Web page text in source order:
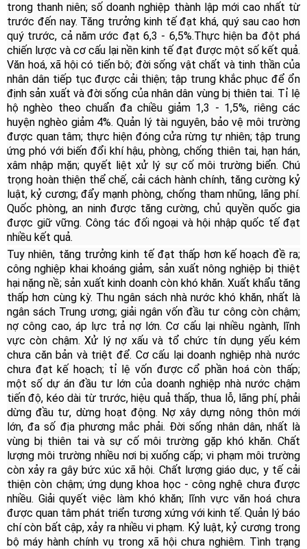
trong thanh niên; số doanh nghiệp thành lập mới cao nhất từ
trước đến nay. Tăng trưởng kinh tế đạt khá, quý sau cao hơn
quý trước, cả năm ước đạt 6,3 - 6,5%.Thực hiện ba đột phá
chiến lược và cơ cấu lại nền kinh tế đạt được một số kết quả.
Văn hoá, xã hội có tiến bộ; đời sống vật chất và tinh thần của
nhân dân tiếp tục được cải thiện; tập trung khắc phục để ổn
định sản xuất và đời sống của nhân dân vùng bị thiên tai. Tỉ lệ
hộ nghèo theo chuẩn đa chiều giảm 1,3 - 1,5%, riêng các
huyện nghèo giảm 4%. Quản lý tài nguyên, bảo vệ môi trường
được quan tâm; thực hiện đóng cửa rừng tự nhiên; tập trung
ứng phó với biến đổi khí hậu, phòng, chống thiên tai, hạn hán,
xâm nhập mặn; quyết liệt xử lý sự cố môi trường biển. Chú
trọng hoàn thiện thể chế, cải cách hành chính, tăng cường kỷ
luật, kỷ cương; đẩy mạnh phòng, chống tham nhũng, lãng phí.
Quốc phòng, an ninh được tăng cường, chủ quyền quốc gia
được giữ vững. Công tác đối ngoại và hội nhập quốc tế đạt
nhiều kết quả.
Tuy nhiên, tăng trưởng kinh tế đạt thấp hơn kế hoạch đề ra;
công nghiệp khai khoáng giảm, sản xuất nông nghiệp bị thiệt
hại nặng nề; sản xuất kinh doanh còn khó khăn. Xuất khẩu tăng
thấp hơn cùng kỳ. Thu ngân sách nhà nước khó khăn, nhất là
ngân sách Trung ương; giải ngân vốn đầu tư công còn chậm;
nợ công cao, áp lực trả nợ lớn. Cơ cấu lại nhiều ngành, lĩnh
vực còn chậm. Xử lý nợ xấu và tổ chức tín dụng yếu kém
chưa căn bản và triệt để. Cơ cấu lại doanh nghiệp nhà nước
chưa đạt kế hoạch; tỉ lệ vốn được cổ phần hoá còn thấp;
một số dự án đầu tư lớn của doanh nghiệp nhà nước chậm
tiến độ, kéo dài từ trước, hiệu quả thấp, thua lỗ, lãng phí, phải
dừng đầu tư, dừng hoạt động. Nợ xây dựng nông thôn mới
lớn, đa số địa phương mắc phải. Đời sống nhân dân, nhất là
vùng bị thiên tai và sự cố môi trường gặp khó khăn. Chất
lượng môi trường nhiều nơi bị xuống cấp; vi phạm môi trường
còn xảy ra gây bức xúc xã hội. Chất lượng giáo dục, y tế cải
thiện còn chậm; ứng dụng khoa học - công nghệ chưa được
nhiều. Giải quyết việc làm khó khăn; lĩnh vực văn hoá chưa
được quan tâm phát triển tương xứng với kinh tế. Quản lý báo
chí còn bất cập, xảy ra nhiều vi phạm. Kỷ luật, kỷ cương trong
bộ máy hành chính vụ trong xã hội chưa nghiêm. Tình trạng